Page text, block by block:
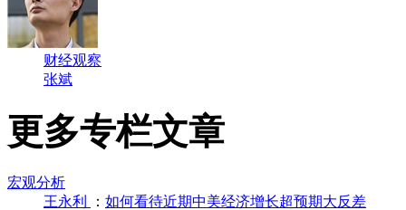
财经观察
张斌
更多专栏文章
宏观分析
王永利
： 如何看待近期中美经济增长超预期大反差